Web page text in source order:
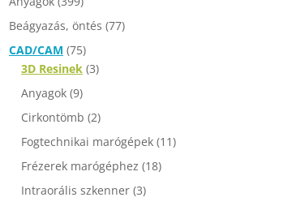
Beágyazás, öntés (77)
CAD/CAM (75)
3D Resinek (3)
Anyagok (9)
Cirkontömb (2)
Fogtechnikai marógépek (11)
Frézerek marógéphez (18)
Intraorális szkenner (3)